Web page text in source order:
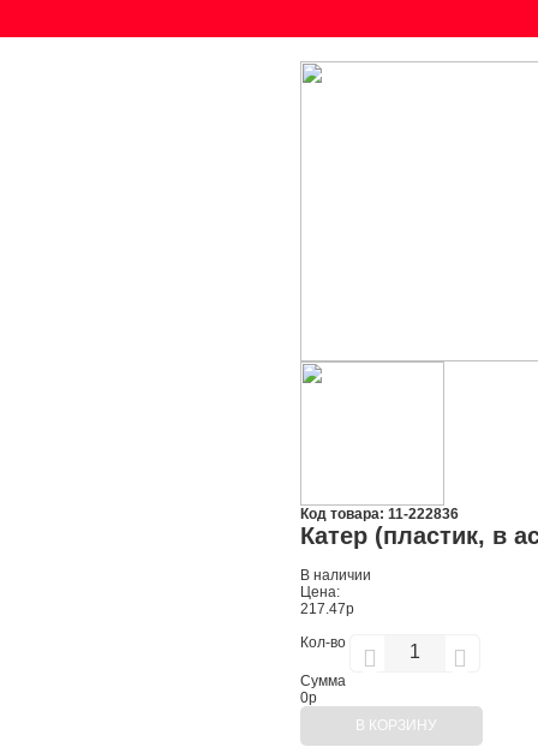
Код товара: 11-222836
Катер (пластик, в
В наличии
Цена:
217.47р
Кол-во
Сумма
0р
В КОРЗИНУ